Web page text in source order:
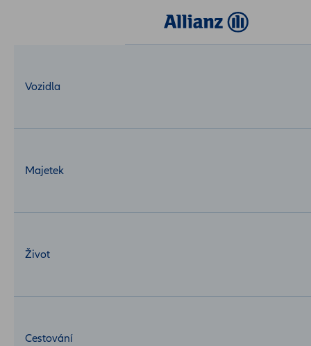
Vozidla
Majetek
Život
Cestování
cestovního pojištění?
se tak stalo, pomůžeme Vám projít procesem jejího řešení